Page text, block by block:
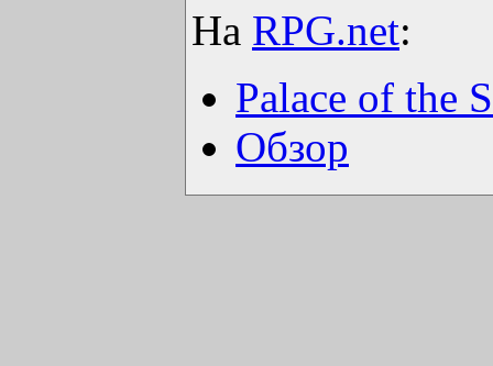
На RPG.net:
Palace of the
Обзор